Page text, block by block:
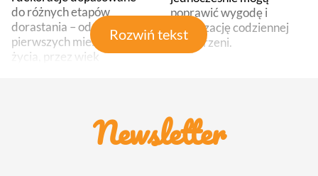
do różnych etapów
dorastania – od
pierwszych miesięcy
życia, przez wiek
sprawdzonych pomysłów i
starannie wybranych
poprawić wygodę i
organizację codziennej
przestrzeni.
naklejki i ozdoby
przeznaczone do pokoju
niemowlaka,
Rozwiń tekst
Newsletter